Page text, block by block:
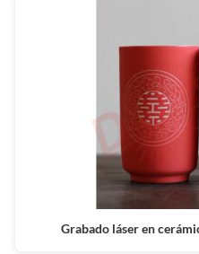
Grabado láser en